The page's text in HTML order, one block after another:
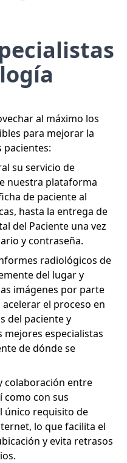
al máximo los
para mejorar la
pacientes:
su servicio de
nuestra plataforma
de paciente al
hasta la entrega de
del Paciente una vez
y contraseña.
radiológicos de
del lugar y
imágenes por parte
el proceso en
del paciente y
mejores especialistas
de dónde se
colaboración entre
como con sus
único requisito de
lo que facilita el
y evita retrasos